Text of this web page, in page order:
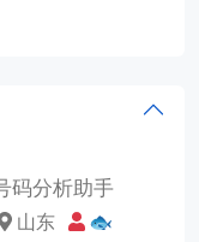
码分析助手
山东 🐟